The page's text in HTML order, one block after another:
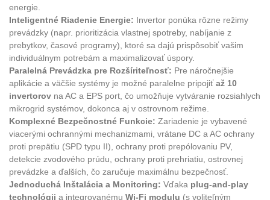
energie.
Inteligentné Riadenie Energie: Invertor ponúka rôzne režimy
prevádzky (napr. prioritizácia vlastnej spotreby, nabíjanie z
prebytkov, časové programy), ktoré sa dajú prispôsobiť vašim
individuálnym potrebám a maximalizovať úspory.
Paralelná Prevádzka pre Rozšíriteľnosť: Pre náročnejšie
aplikácie a väčšie systémy je možné paralelne pripojiťaž 10
invertorov na AC a EPS port, čo umožňuje vytváranie rozsiahlych
mikrogrid systémov, dokonca aj v ostrovnom režime.
Komplexné Bezpečnostné Funkcie: Zariadenie je vybavené
viacerými ochrannými mechanizmami, vrátane DC a AC ochrany
proti prepätiu (SPD typu II), ochrany proti prepólovaniu PV,
detekcie zvodového prúdu, ochrany proti prehriatiu, ostrovnej
prevádzke a ďalších, čo zaručuje maximálnu bezpečnosť.
Jednoduchá Inštalácia a Monitoring: Vďaka plug-and-play
technológii a integrovanému Wi-Fi modulu (s voliteľným